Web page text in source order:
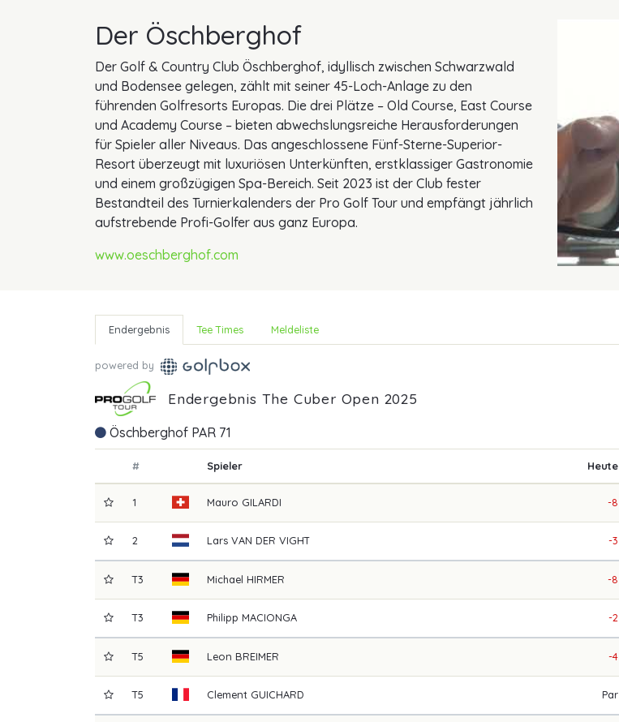
Der Öschberghof
Der Golf & Country Club Öschberghof, idyllisch zwischen Schwarzwald
und Bodensee gelegen, zählt mit seiner 45-Loch-Anlage zu den
führenden Golfresorts Europas. Die drei Plätze – Old Course, East Course
und Academy Course – bieten abwechslungsreiche Herausforderungen
für Spieler aller Niveaus. Das angeschlossene Fünf-Sterne-Superior-
Resort überzeugt mit luxuriösen Unterkünften, erstklassiger Gastronomie
und einem großzügigen Spa-Bereich. Seit 2023 ist der Club fester
Bestandteil des Turnierkalenders der Pro Golf Tour und empfängt jährlich
aufstrebende Profi-Golfer aus ganz Europa.
www.oeschberghof.com
Endergebnis Tee Times Meldeliste
powered by
Endergebnis The Cuber Open 2025
Öschberghof PAR 71
# Spieler Heute
1 Mauro GILARDI -8
2 Lars VAN DER VIGHT -3
T3 Michael HIRMER -8
T3 Philipp MACIONGA -2
T5 Leon BREIMER -4
T5 Clement GUICHARD Par